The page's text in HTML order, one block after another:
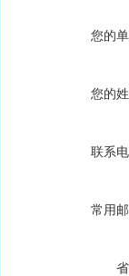
您的
您的
联系
常用